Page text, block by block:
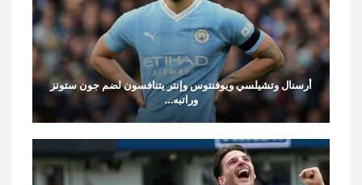
أرسنال وتشيلسي ويوفنتوس وإنتر يتنافسون لضم جون ستونز
وراتبه…